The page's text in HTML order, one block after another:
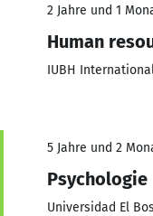
2 Jahre und 1
Human
IUBH
5 Jahre und 2
Psychologie
Universidad El